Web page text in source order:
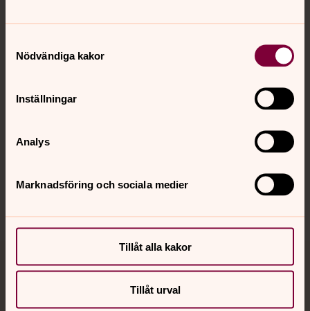
Nödvändiga kakor
Inställningar
Analys
Marknadsföring och sociala medier
Tillåt alla kakor
Tillåt urval
Kalender
Jourhavande präst
Akut samtals- och krisstöd. Prata eller chatta anonymt